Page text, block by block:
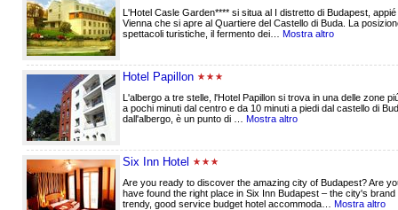
L'Hotel Casle Garden**** si situa al I distretto di Budapest,
Vienna che si apre al Quartiere del Castello di Buda. La
spettacoli turistiche, il fermento dei… Mostra altro
Hotel Papillon
L'albergo a tre stelle, l'Hotel Papillon si trova in una delle zone
a pochi minuti dal centro e da 10 minuti a piedi dal castello di
dall'albergo, è un punto di … Mostra altro
Six Inn Hotel
Are you ready to discover the amazing city of Budapest? Are
have found the right place in Six Inn Budapest – the city's
trendy, good service budget hotel accommoda… Mostra altro